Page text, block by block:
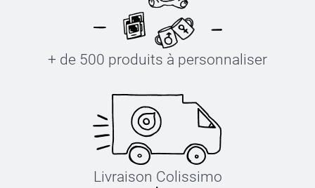
+ de 500 produits à personnaliser
Livraison Colissimo